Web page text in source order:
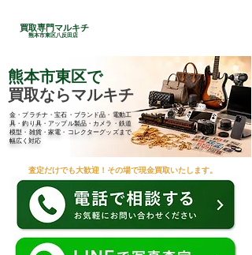
買取専門マルキチ
熊本市東区八反田店
熊本市東区で
買取ならマルキチ
金・プラチナ・宝石・ブランド品・電動工
具・釣り具・アップル製品・カメラ・鉄道
模型・雑貨・家電・コレクターグッズまで
幅広く対応
査定だけでも大歓迎！その場で現金買取いたします。